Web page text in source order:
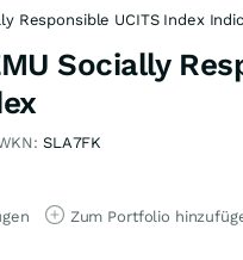
Responsible UCITS Index
Socially
SLA7FK
Zum Portfolio